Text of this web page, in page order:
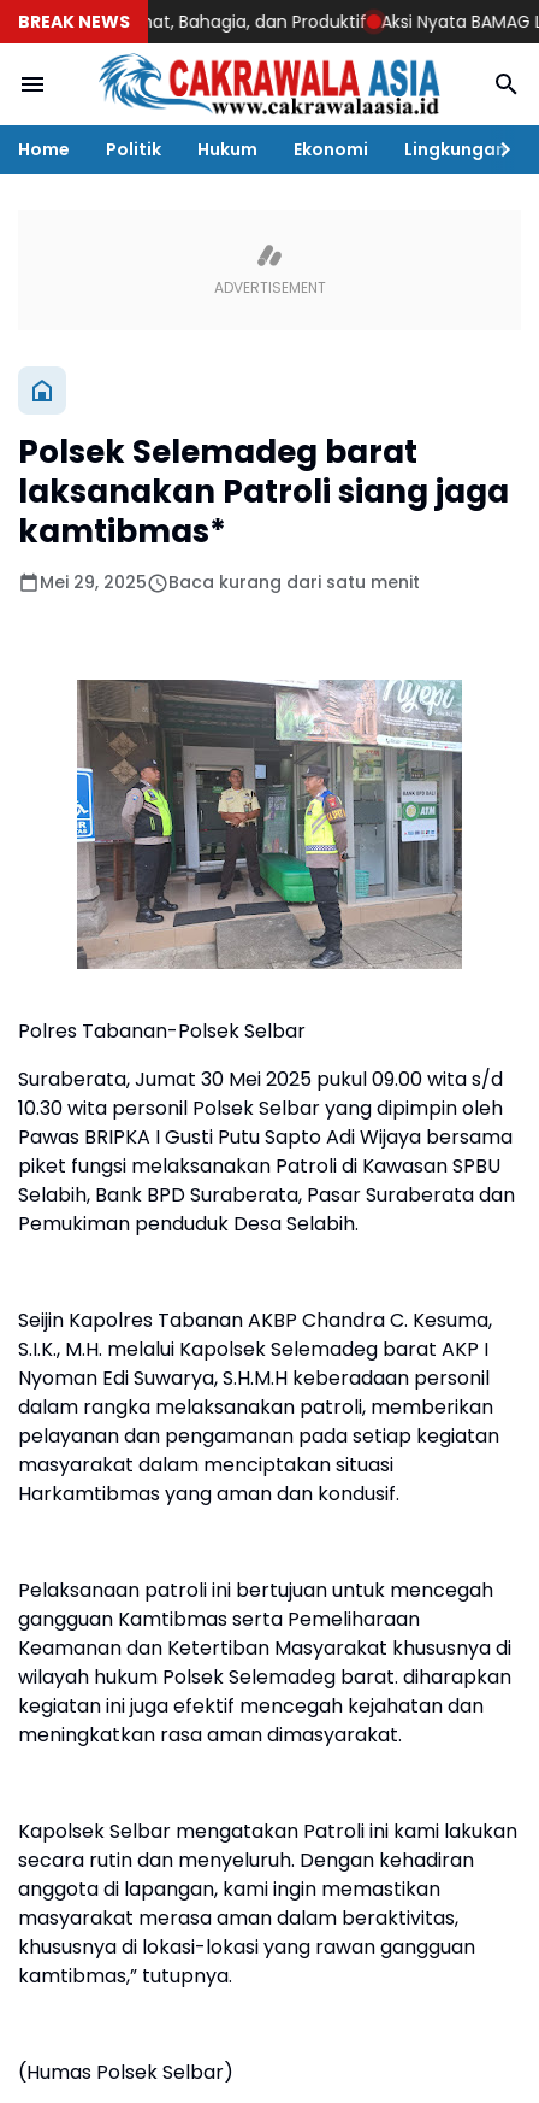
BREAK NEWS
Sehat, Bahagia, dan Produktif Aksi Nyata BAMAG LKKI
Home Politik Hukum Ekonomi Lingkungan
Polsek Selemadeg barat
laksanakan Patroli siang jaga
kamtibmas*
Mei 29, 2025 Baca kurang dari satu menit
Polres Tabanan-Polsek Selbar
Suraberata, Jumat 30 Mei 2025 pukul 09.00 wita s/d
10.30 wita personil Polsek Selbar yang dipimpin oleh
Pawas BRIPKA I Gusti Putu Sapto Adi Wijaya bersama
piket fungsi melaksanakan Patroli di Kawasan SPBU
Selabih, Bank BPD Suraberata, Pasar Suraberata dan
Pemukiman penduduk Desa Selabih.
Seijin Kapolres Tabanan AKBP Chandra C. Kesuma,
S.I.K., M.H. melalui Kapolsek Selemadeg barat AKP I
Nyoman Edi Suwarya, S.H.M.H keberadaan personil
dalam rangka melaksanakan patroli, memberikan
pelayanan dan pengamanan pada setiap kegiatan
masyarakat dalam menciptakan situasi
Harkamtibmas yang aman dan kondusif.
Pelaksanaan patroli ini bertujuan untuk mencegah
gangguan Kamtibmas serta Pemeliharaan
Keamanan dan Ketertiban Masyarakat khususnya di
wilayah hukum Polsek Selemadeg barat. diharapkan
kegiatan ini juga efektif mencegah kejahatan dan
meningkatkan rasa aman dimasyarakat.
Kapolsek Selbar mengatakan Patroli ini kami lakukan
secara rutin dan menyeluruh. Dengan kehadiran
anggota di lapangan, kami ingin memastikan
masyarakat merasa aman dalam beraktivitas,
khususnya di lokasi-lokasi yang rawan gangguan
kamtibmas,” tutupnya.
(Humas Polsek Selbar)